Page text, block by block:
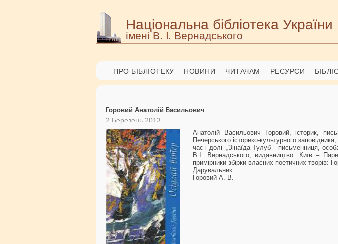
Національна бібліотека України
імені В. І. Вернадського
ПРО БІБЛІОТЕКУ НОВИНИ ЧИТАЧАМ РЕСУРСИ
Горовий Анатолій Васильович
2 Березень 2013
Анатолій Васильович Горовий, історик,
Печерського історико-культурного
час і долі” „Зінаїда Тулуб – письменниця,
В.І. Вернадського, видавництво „Київ –
примірники збірки власних поетичних
Дарувальник:
Горовий А. В.